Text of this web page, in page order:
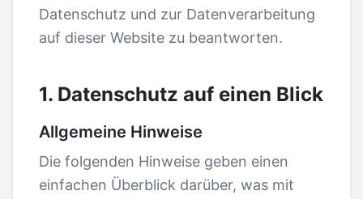
Datenschutz und zur Datenverarbeitung
auf dieser Website zu beantworten.
1. Datenschutz auf einen Blick
Allgemeine Hinweise
Die folgenden Hinweise geben einen
einfachen Überblick darüber, was mit